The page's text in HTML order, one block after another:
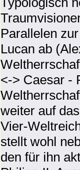
Parallelen
Lucan ab
<-> Caesar -
weiter auf
Vier-
stellt wohl
den für ihn